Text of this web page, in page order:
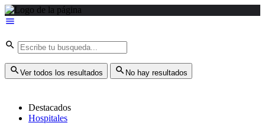
Ver todos los resultados No hay resultados
Destacados
Hospitales